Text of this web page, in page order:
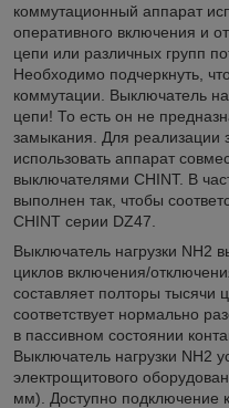
коммутационный аппарат
оперативного включения и
цепи или различных групп
Необходимо подчеркнуть,
коммутации. Выключатель
цепи! То есть он не
замыкания. Для реализации
использовать аппарат
выключателями CHINT. В
выполнен так, чтобы
CHINT серии DZ47.
Выключатель нагрузки NH2
циклов включения/
составляет полторы тысячи
соответствует нормально
в пассивном состоянии
Выключатель нагрузки NH2
электрощитового
мм). Доступно подключение